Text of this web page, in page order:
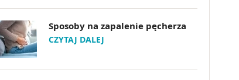
Sposoby na zapalenie pęcherza
CZYTAJ DALEJ